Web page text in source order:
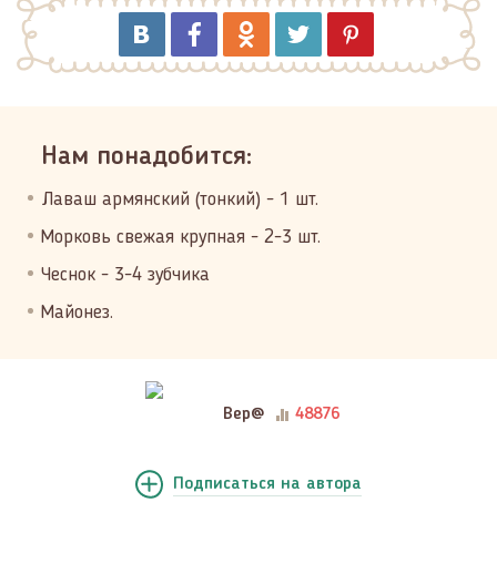
Нам понадобится:
Лаваш армянский (тонкий) - 1 шт.
Морковь свежая крупная - 2-3 шт.
Чеснок - 3-4 зубчика
Майонез.
Вер@ 48876
Подписаться на автора